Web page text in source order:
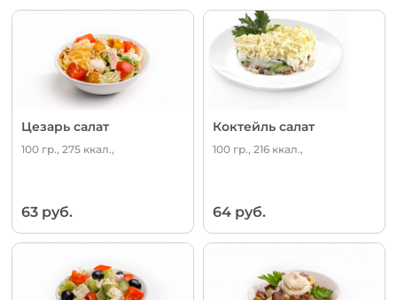
Цезарь салат
100 гр., 275 ккал.,
63 руб.
Коктейль салат
100 гр., 216 ккал.,
64 руб.